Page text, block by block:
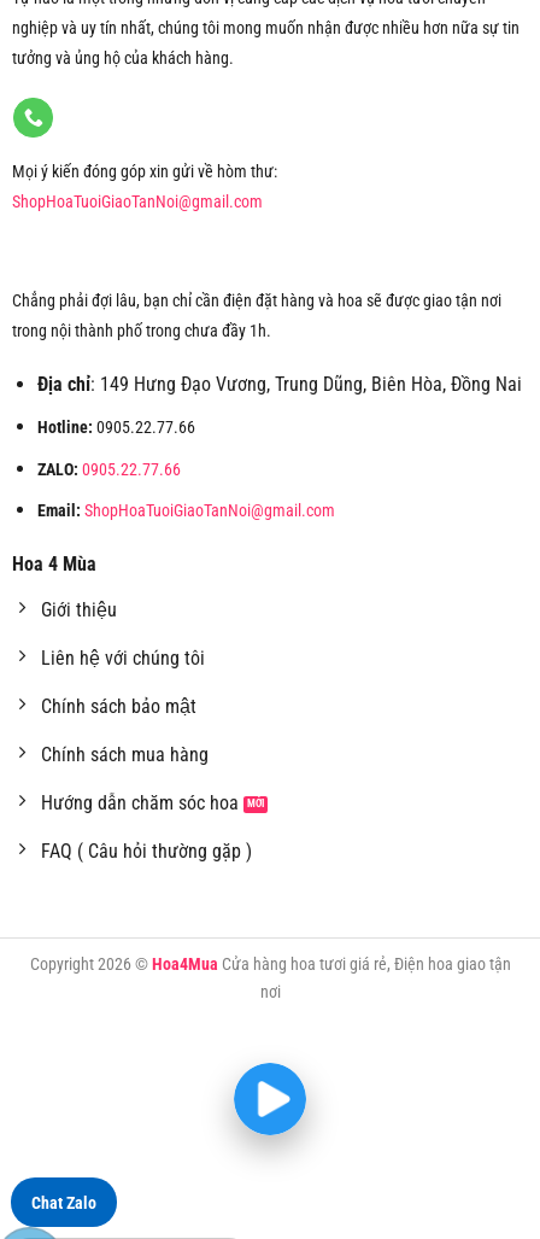
nghiệp và uy tín nhất, chúng tôi mong muốn nhận được nhiều hơn nữa sự tin
tưởng và ủng hộ của khách hàng.
Mọi ý kiến đóng góp xin gửi về hòm thư:
ShopHoaTuoiGiaoTanNoi@gmail.com
Chẳng phải đợi lâu, bạn chỉ cần điện đặt hàng và hoa sẽ được giao tận nơi
trong nội thành phố trong chưa đầy 1h.
Địa chỉ: 149 Hưng Đạo Vương, Trung Dũng, Biên Hòa, Đồng Nai
Hotline: 0905.22.77.66
ZALO: 0905.22.77.66
Email: ShopHoaTuoiGiaoTanNoi@gmail.com
Hoa 4 Mùa
Giới thiệu
Liên hệ với chúng tôi
Chính sách bảo mật
Chính sách mua hàng
Hướng dẫn chăm sóc hoa
FAQ ( Câu hỏi thường gặp )
Copyright 2026 ©Hoa4Mua Cửa hàng hoa tươi giá rẻ, Điện hoa giao tận
nơi
Chat Zalo